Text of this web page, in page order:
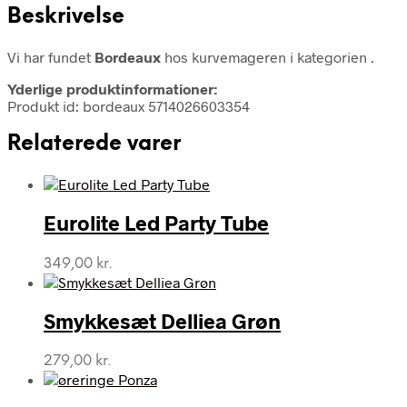
Beskrivelse
Vi har fundet Bordeaux hos kurvemageren i kategorien .
Yderlige produktinformationer:
Produkt id: bordeaux 5714026603354
Relaterede varer
Eurolite Led Party Tube
349,00 kr.
Smykkesæt Delliea Grøn
279,00 kr.